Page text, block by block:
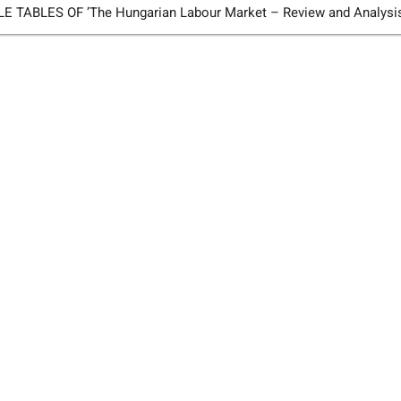
TABLES OF ’The Hungarian Labour Market – Review and